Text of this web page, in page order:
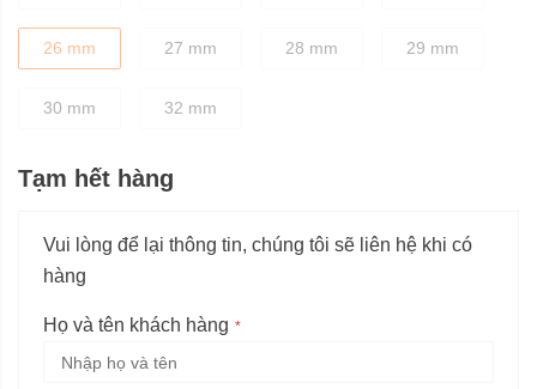
26 mm 27 mm 28 mm 29 mm
30 mm 32 mm
Tạm hết hàng
Vui lòng để lại thông tin, chúng tôi sẽ liên hệ khi có
hàng
Họ và tên khách hàng